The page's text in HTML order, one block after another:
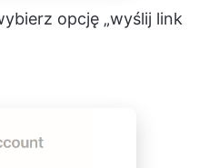
opcję „wyślij link